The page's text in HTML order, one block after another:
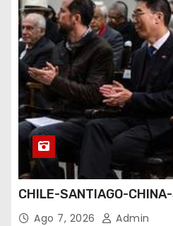
CHILE-SANTIAGO-
Ago 7, 2026 Admin